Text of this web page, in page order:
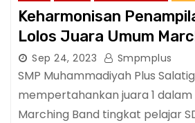
Keharmonisan
Lolos Juara Umum
Sep 24, 2023 Smpmplus
SMP Muhammadiyah Plus
mempertahankan juara 1
Marching Band tingkat pelajar